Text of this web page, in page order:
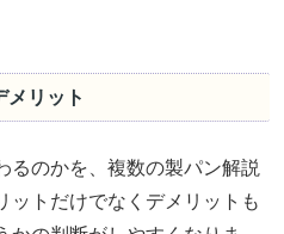
メリット
るのかを、複数の製パン解説
ットだけでなくデメリットも